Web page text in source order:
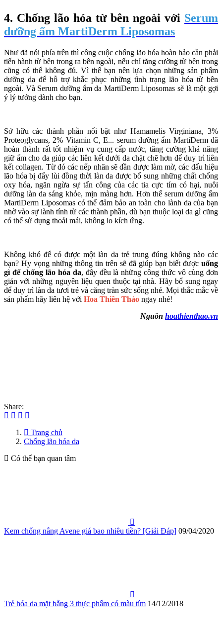
4. Chống lão hóa từ bên ngoài với Serum
dưỡng ẩm MartiDerm Liposomas
Như đã nói phía trên thì công cuộc chống lão hóa hoàn hảo cần phải
tiến hành từ bên trong ra bên ngoài, nếu chỉ tăng cường từ bên trong
cũng có thể không đủ. Vì thế bạn nên lựa chọn những sản phẩm
dưỡng da để hỗ trợ khắc phục những tình trạng lão hóa từ bên
ngoài. Và Serum dưỡng ẩm da MartiDerm Liposomas sẽ là một gợi
ý lý tưởng dành cho bạn.
Sở hữu các thành phần nổi bật như Hamamelis Virginiana, 3%
Proteoglycans, 2% Vitamin C, E... serum dưỡng ẩm MartiDerm đã
hoàn thành rất tốt nhiệm vụ cung cấp nước, tăng cường khả năng
giữ ẩm cho da giúp các liên kết dưới da chặt chẽ hơn để duy trì liên
kết collagen. Từ đó các nếp nhăn sẽ dần được làm mờ, các dấu hiệu
lão hóa bị đẩy lùi đồng thời làn da được bổ sung những chất chống
oxy hóa, ngăn ngừa sự tấn công của các tia cực tím có hại, nuôi
dưỡng làn da sáng khỏe, mịn màng hơn. Hơn thế serum dưỡng ẩm
MartiDerm Liposomas có thể đảm bảo an toàn cho lành da của bạn
nhờ vào sự lành tính từ các thành phần, dù bạn thuộc loại da gì cũng
có thể sử dụng thoải mái, không lo kích ứng.
Không khó để có được một làn da trẻ trung đúng không nào các
bạn? Hy vọng những thông tin trên sẽ đã giúp bạn biết được uống
gì để chống lão hóa da, đây đều là những công thức vô cùng đơn
giản với những nguyên liệu quen thuộc tại nhà. Hãy bổ sung ngay
để duy trì làn da tươi trẻ và căng tràn sức sống nhé. Mọi thắc mắc về
sản phẩm hãy liên hệ với Hoa Thiên Thảo ngay nhé!
Nguồn hoathienthao.vn
Share:
Trang chủ
Chống lão hóa da
Có thể bạn quan tâm
Kem chống nắng Avene giá bao nhiêu tiền? [Giải Đáp] 09/04/2020
Trẻ hóa da mặt bằng 3 thực phẩm có màu tím 14/12/2018